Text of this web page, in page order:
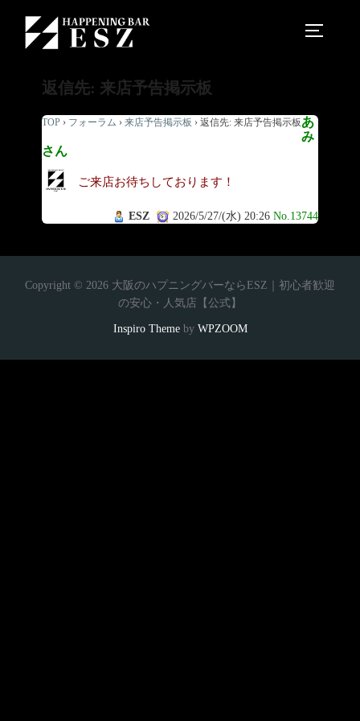
返信先: 来店予告掲示板
TOP › フォーラム › 来店予告掲示板 › 返信先: 来店予告掲示板あ
み
さん
ご来店お待ちしております！
ESZ 2026/5/27/(水) 20:26 No.13744
Copyright © 2026 大阪のハプニングバーならESZ｜初心者歓迎
の安心・人気店【公式】
Inspiro Themeby WPZOOM